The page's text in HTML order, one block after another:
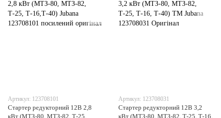
Артикул: 123708101
Стартер редукторний 12В 2,8
кВт (МТЗ-80, МТЗ-82, Т-25,
Артикул: 123708031
Стартер редукторний 12В 3,2
кВт (МТЗ-80, МТЗ-82, Т-25, Т-16,